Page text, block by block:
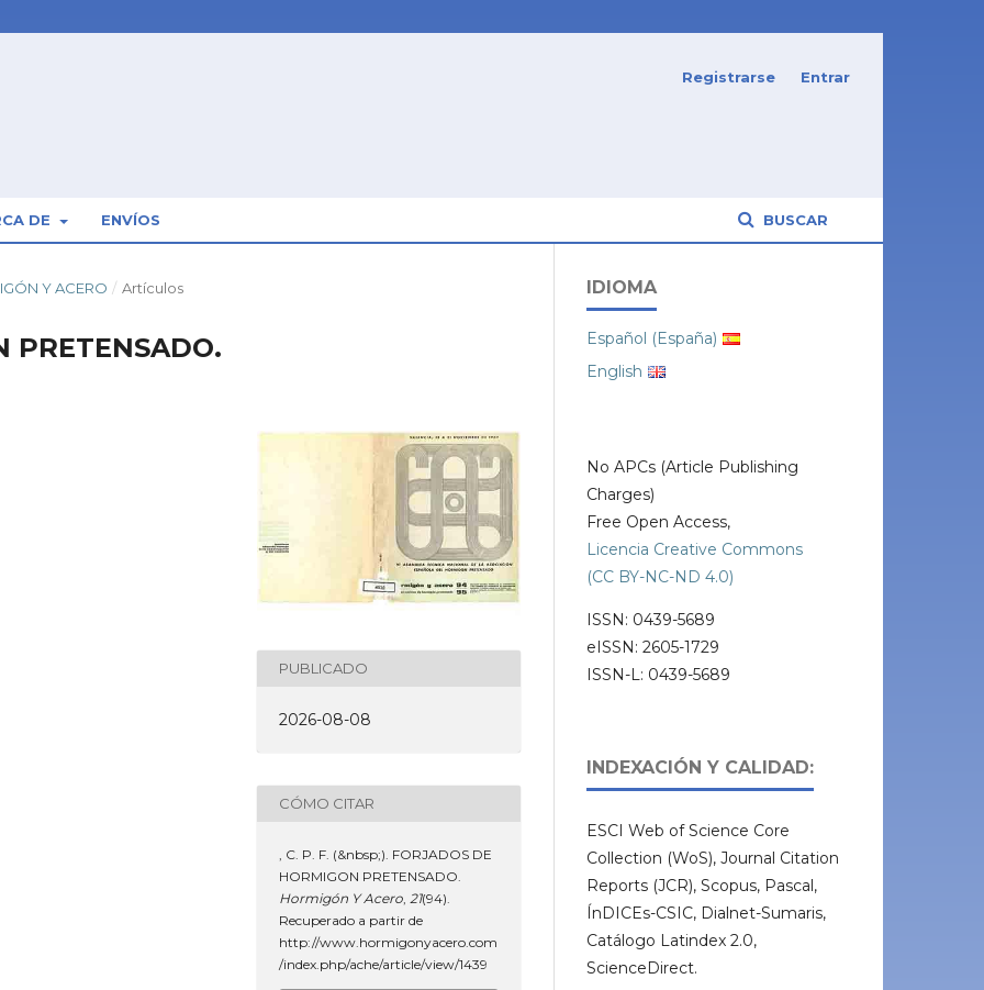
DE ENVÍOS BUSCAR
Registrarse Entrar
Y ACERO / Artículos
PRETENSADO.
PUBLICADO
2026-08-08
CÓMO CITAR
, C. P. F. (&nbsp;). FORJADOS DE
HORMIGON PRETENSADO.
Hormigón Y Acero 21(94).
Recuperado a partir de
http://www.hormigonyacero.com
/index.php/ache/article/view/1439
IDIOMA
Español (España)
English
No APCs (Article Publishing
Charges)
Free Open Access,
Licencia Creative Commons
(CC BY-NC-ND 4.0)
ISSN: 0439-5689
eISSN: 2605-1729
ISSN-L: 0439-5689
INDEXACIÓN Y CALIDAD:
ESCI Web of Science Core
Collection (WoS), Journal Citation
Reports (JCR), Scopus, Pascal,
ÍnDICEs-CSIC, Dialnet-Sumaris,
Catálogo Latindex 2.0,
ScienceDirect.